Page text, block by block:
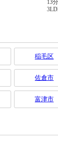
稲毛区
佐倉市
富津市